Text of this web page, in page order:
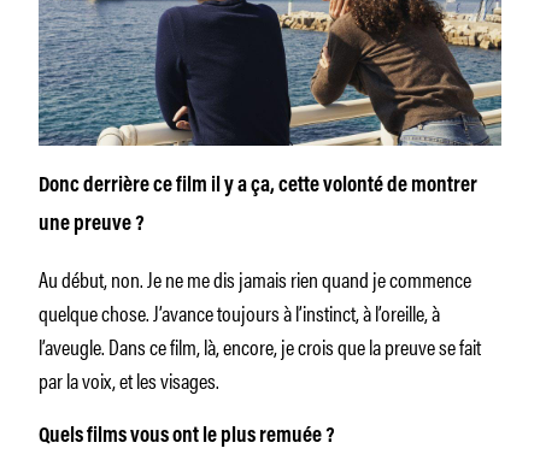
Donc derrière ce film il y a ça, cette volonté de montrer
une preuve ?
Au début, non. Je ne me dis jamais rien quand je commence
quelque chose. J’avance toujours à l’instinct, à l’oreille, à
l’aveugle. Dans ce film, là, encore, je crois que la preuve se fait
par la voix, et les visages.
Quels films vous ont le plus remuée ?